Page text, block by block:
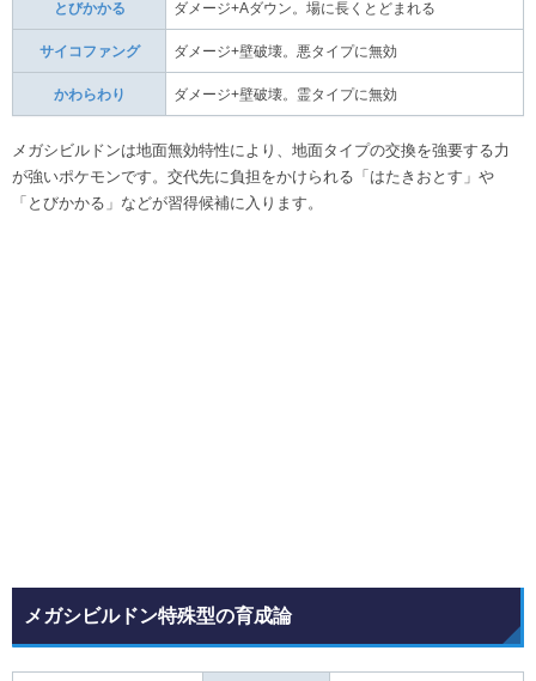
とびかかる ダメージ+Aダウン。場に長くとどまれる
サイコファング ダメージ+壁破壊。悪タイプに無効
かわらわり ダメージ+壁破壊。霊タイプに無効
メガシビルドンは地面無効特性により、地面タイプの交換を強要する力
が強いポケモンです。交代先に負担をかけられる「はたきおとす」や
「とびかかる」などが習得候補に入ります。
メガシビルドン特殊型の育成論